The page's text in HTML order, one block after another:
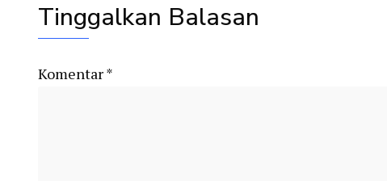
Tinggalkan Balasan
Komentar*